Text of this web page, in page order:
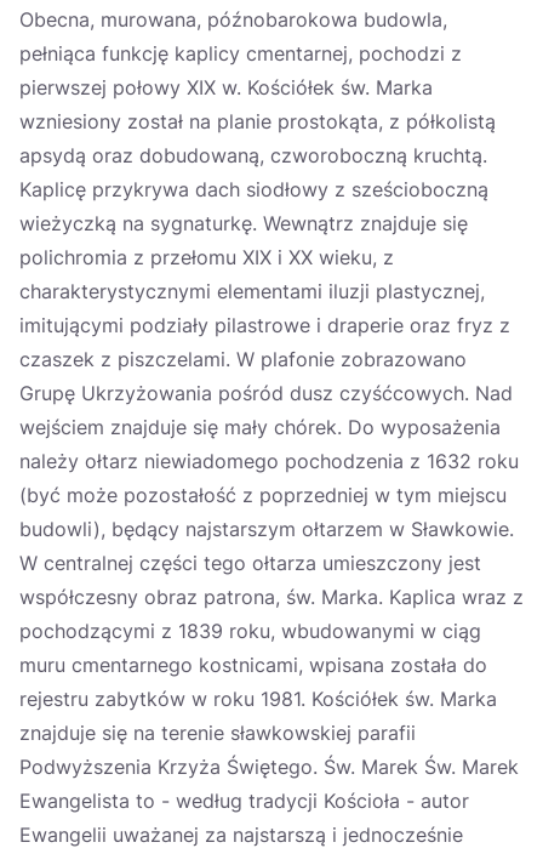
Obecna, murowana, późnobarokowa budowla,
pełniąca funkcję kaplicy cmentarnej, pochodzi z
pierwszej połowy XIX w. Kościółek św. Marka
wzniesiony został na planie prostokąta, z półkolistą
apsydą oraz dobudowaną, czworoboczną kruchtą.
Kaplicę przykrywa dach siodłowy z sześcioboczną
wieżyczką na sygnaturkę. Wewnątrz znajduje się
polichromia z przełomu XIX i XX wieku, z
charakterystycznymi elementami iluzji plastycznej,
imitującymi podziały pilastrowe i draperie oraz fryz z
czaszek z piszczelami. W plafonie zobrazowano
Grupę Ukrzyżowania pośród dusz czyśćcowych. Nad
wejściem znajduje się mały chórek. Do wyposażenia
należy ołtarz niewiadomego pochodzenia z 1632 roku
(być może pozostałość z poprzedniej w tym miejscu
budowli), będący najstarszym ołtarzem w Sławkowie.
W centralnej części tego ołtarza umieszczony jest
współczesny obraz patrona, św. Marka. Kaplica wraz z
pochodzącymi z 1839 roku, wbudowanymi w ciąg
muru cmentarnego kostnicami, wpisana została do
rejestru zabytków w roku 1981. Kościółek św. Marka
znajduje się na terenie sławkowskiej parafii
Podwyższenia Krzyża Świętego. Św. Marek Św. Marek
Ewangelista to - według tradycji Kościoła - autor
Ewangelii uważanej za najstarszą i jednocześnie